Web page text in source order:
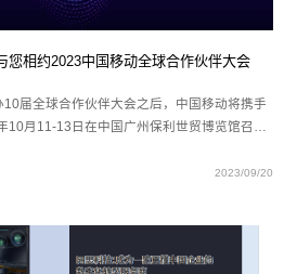
您相约2023中国移动全球合作伙伴大会
届全球合作伙伴大会之后，中国移动将携手
月11-13日在中国广州保利世贸博览馆召开
覆盖面最广的年度盛会。届时，网思科技将
2023/09/20